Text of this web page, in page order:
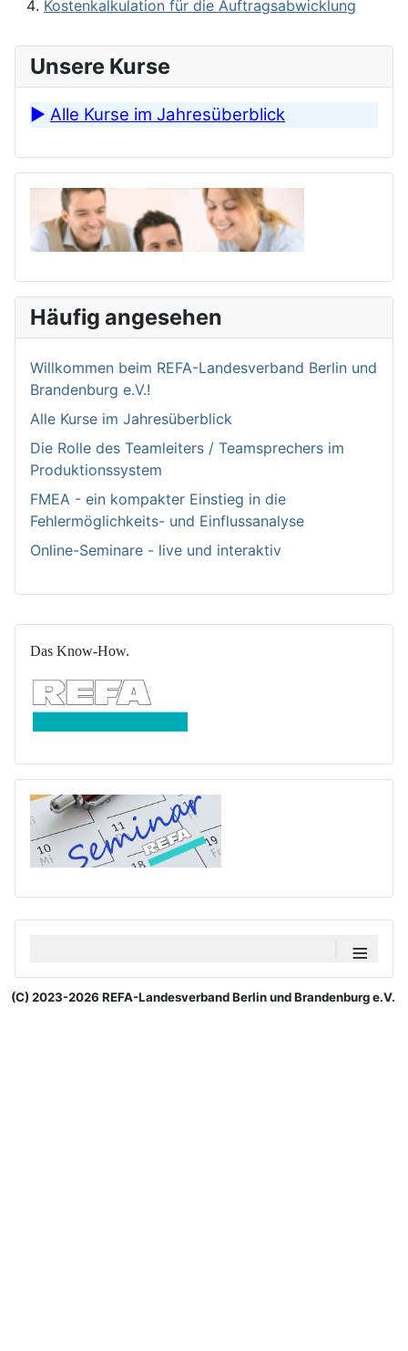
Das Know-How.
Kostenkalkulation für die Auftragsabwicklung
Unsere Kurse
► Alle Kurse im Jahresüberblick
Häufig angesehen
Willkommen bei­m REFA-Landesverband Berlin und
Brandenburg e.V.!
Alle Kurse im Jahresüberblick
Die Rolle des Teamleiters / Teamsprechers im
Produktionssystem
FMEA - ein kompakter Einstieg in die
Fehlermöglichkeits- und Einflussanalyse
Online-Seminare - live und interaktiv
≡
(C) 2023-2026 REFA-Landesverband Berlin und Brandenburg e.V.